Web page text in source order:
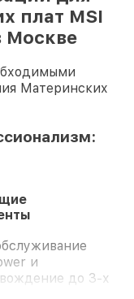
плат MSI
Москве
Материнских
и
до 3-х